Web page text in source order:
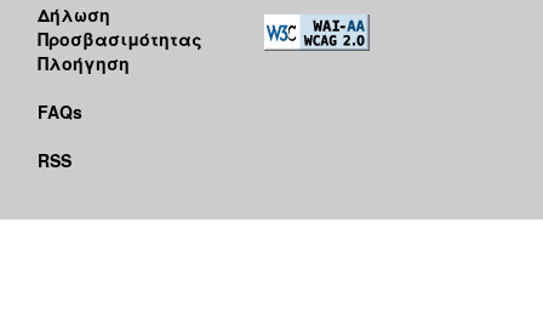
Δήλωση
Προσβασιμότητας
Πλοήγηση
FAQs
RSS